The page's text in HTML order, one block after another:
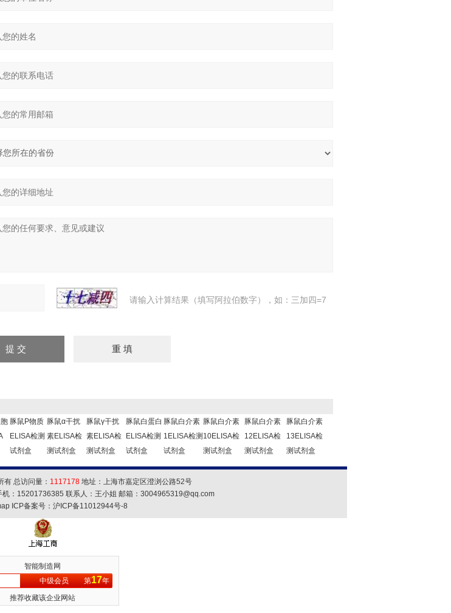
请输入计算结果（填写阿拉伯数字），如：三加四=7
豚鼠P物质
ELISA检测
试剂盒
豚鼠α干扰
素ELISA检
测试剂盒
豚鼠γ干扰
素ELISA检
测试剂盒
豚鼠白蛋白
ELISA检测
试剂盒
豚鼠白介素
1ELISA检测
试剂盒
豚鼠白介素
10ELISA检
测试剂盒
豚鼠白介素
12ELISA检
测试剂盒
豚鼠白介素
13ELISA检
测试剂盒
总访问量： 1117178 地址：上海市嘉定区澄浏公路52号
：15201736385 联系人：王小姐 邮箱： 3004965319@qq.com
ICP备案号： 沪ICP备11012944号-8
智能制造网
中级会员
第17年
推荐收藏该企业网站